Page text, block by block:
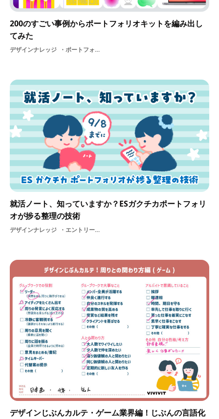
200のすごい事例からポートフォリオキットを編み出し
てみた
デザインナレッジ ポートフォリオはじめてのポートフォリオポートフォリオキットデザインプロセス
就活ノート、知っていますか？ESガクチカポートフォリ
オが捗る整理の技術
デザインナレッジ エントリーシート自己分析デザイナー就活スケジュール面接対策
デザインじぶんカルテ・ゲーム業界編！じぶんの言語化